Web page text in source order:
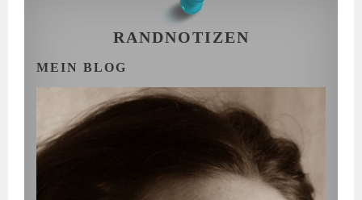
RANDNOTIZEN
MEIN BLOG